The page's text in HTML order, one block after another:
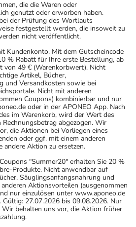
die die Waren oder
genutzt oder erworben haben.
der Prüfung des Wortlauts
festgestellt werden, die insoweit zu
nicht veröffentlicht.
Kundenkonto. Mit dem Gutscheincode
% Rabatt für Ihre erste Bestellung, ab
von 49 € (Warenkorbwert). Nicht
Artikel, Bücher,
und Versandkosten sowie bei
Nicht mit anderen
Coupons) kombinierbar und nur
oder in der APONEO App. Nach
im Warenkorb, wird der Wert des
abgezogen. Wir
die Aktionen bei Vorliegen eines
oder ggf. mit einem anderen
andere Aktion zu ersetzen.
"Summer20" erhalten Sie 20 %
Produkte. Nicht anwendbar auf
Säuglingsanfangsnahrung und
Aktionsvorteilen (ausgenommen
nur einzulösen unter www.aponeo.de
27.07.2026 bis 09.08.2026. Nur
behalten uns vor, die Aktion früher